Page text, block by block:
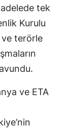
tek
Kurulu
ve terörle
ve ETA